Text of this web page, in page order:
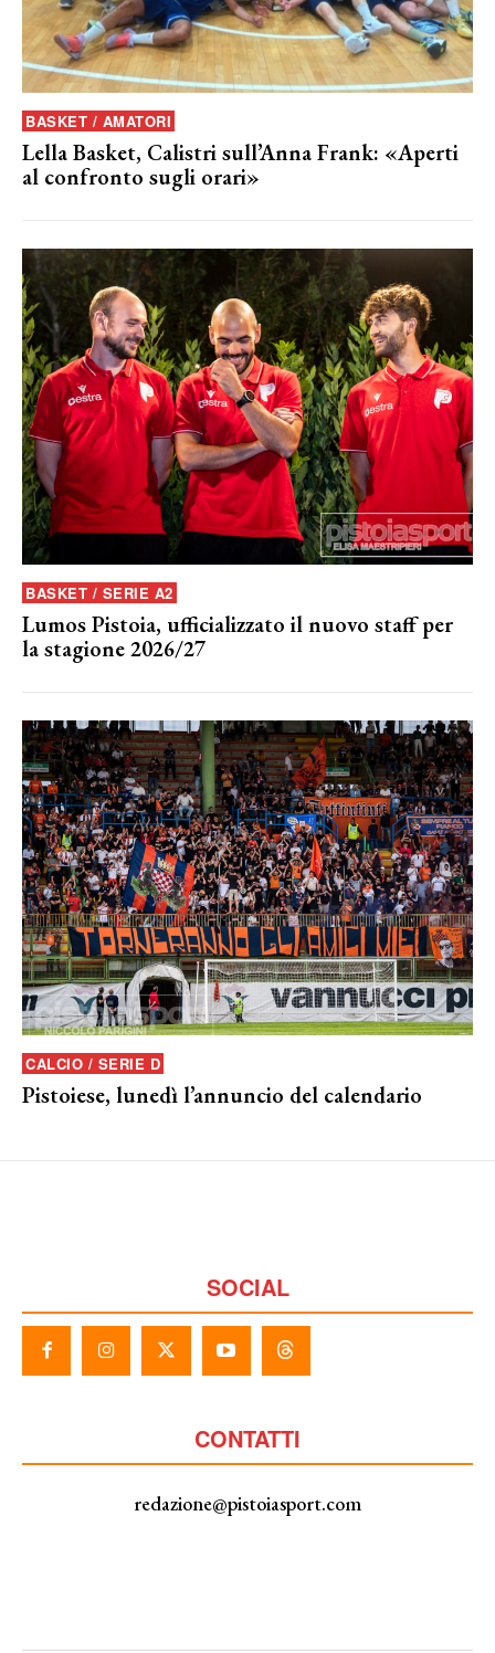
BASKET / AMATORI
Lella Basket, Calistri sull’Anna Frank: «Aperti
al confronto sugli orari»
BASKET / SERIE A2
Lumos Pistoia, ufficializzato il nuovo staff per
la stagione 2026/27
CALCIO / SERIE D
Pistoiese, lunedì l’annuncio del calendario
SOCIAL
CONTATTI
redazione@pistoiasport.com